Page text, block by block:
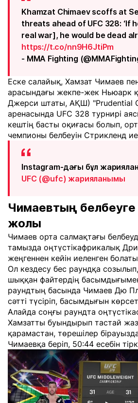
Khamzat Chimaev scoffs at
threats ahead of UFC 328: ‘If
real war], he would be dead
https://t.co/nn9H6JtiPm
- MMA Fighting
Еске салайық, Хамзат Чимаев
арасындағы жекпе-жек Ньюарк
Джерси штаты, АҚШ) "Prudential
аренасында UFC 328 турнирі
кештің басты оқиғасы болып,
чемпионы белбеуін Стрикленд
Instagram-дағы бұл
UFC (@ufc) жарияланымы
Чимаевтың белбеуге
жолы
Чимаев орта салмақтағы
тамызда оңтүстікафрикалық
жеңгеннен кейін иеленген
Ол кездесу бес раундқа
шыққан файтердің
раундтың басында Чимаев Дю
сәтті түсіріп, басымдығын
Алайда соңғы раундта
Хамзатты буындырып тастай
қарамастан, төрешілер
Чимаевқа беріп, 50:44 есебін